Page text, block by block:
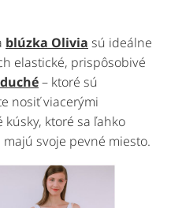
blúzka Olivia sú ideálne
elastické, prispôsobivé
– ktoré sú
nosiť viacerými
ktoré sa ľahko
svoje pevné miesto.